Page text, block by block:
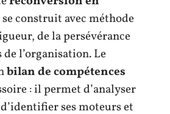
se construit avec méthode
de la persévérance
l’organisation. Le
bilan de compétences
: il permet d’analyser
ses moteurs et